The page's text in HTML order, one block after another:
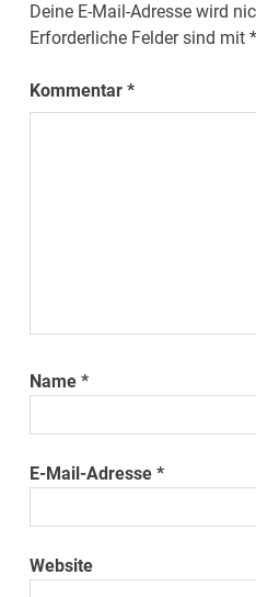
Deine E-Mail-Adresse wird
Erforderliche Felder sind mit*
Kommentar*
Name*
E-Mail-Adresse*
Website